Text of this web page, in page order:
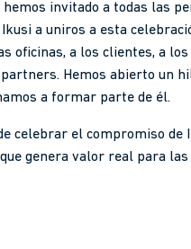
hemos invitado a todas las
a uniros a esta
oficinas, a los clientes, a
partners. Hemos abierto un
a formar parte de él.
celebrar el compromiso de
genera valor real para las